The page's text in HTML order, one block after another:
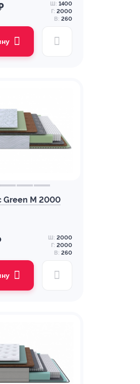
Ш: 1400
Г: 2000
В: 260
Green M 2000
Ш: 2000
Г: 2000
В: 260